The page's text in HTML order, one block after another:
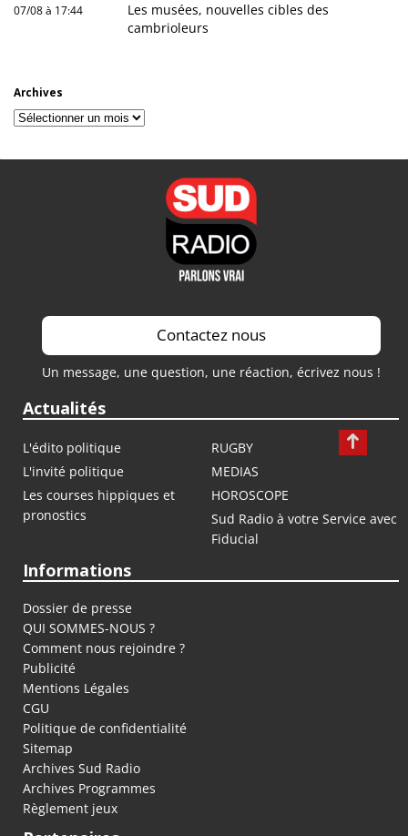
07/08 à 17:44
Les musées, nouvelles cibles des
cambrioleurs
Archives
Archives
Contactez nous
Un message, une question, une réaction, écrivez nous !
Actualités
L'édito politique
RUGBY
L'invité politique
MEDIAS
Les courses hippiques et
pronostics
HOROSCOPE
Sud Radio à votre Service avec
Fiducial
Informations
Dossier de presse
QUI SOMMES-NOUS ?
Comment nous rejoindre ?
Publicité
Mentions Légales
CGU
Politique de confidentialité
Sitemap
Archives Sud Radio
Archives Programmes
Règlement jeux